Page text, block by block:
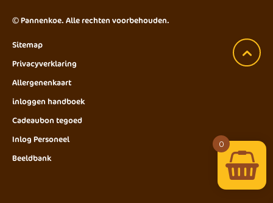
© Pannenkoe. Alle rechten voorbehouden.
Sitemap
Privacyverklaring
Allergenenkaart
inloggen handboek
Cadeaubon tegoed
Inlog Personeel
Beeldbank
0